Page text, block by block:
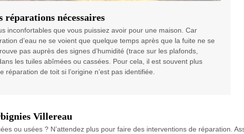
nécessaires
inconfortables que vous puissiez avoir pour une maison. Car
d’eau ne se voient que quelque temps après que la fuite ne se
pas auprès des signes d’humidité (trace sur les plafonds,
les tuiles abîmées ou cassées. Pour cela, il est souvent plus
réparation de toit si l’origine n’est pas identifiée.
Villereau
ou usées ? N’attendez plus pour faire des interventions de réparation.